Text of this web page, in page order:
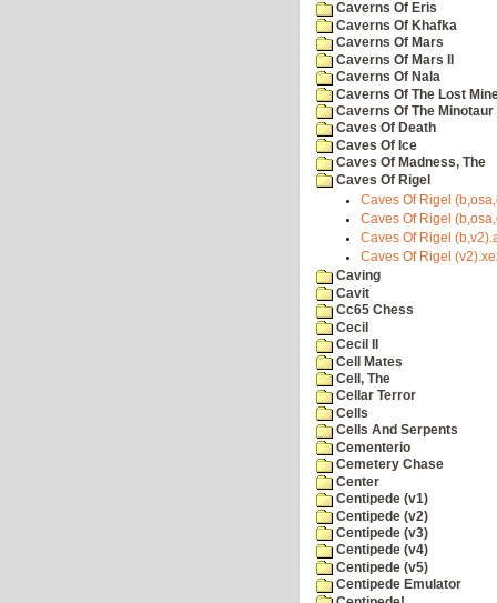
Caverns Of Eris
Caverns Of Khafka
Caverns Of Mars
Caverns Of Mars II
Caverns Of Nala
Caverns Of The Lost
Caverns Of The Minotaur
Caves Of Death
Caves Of Ice
Caves Of Madness, The
Caves Of Rigel
Caves Of Rigel
Caves Of Rigel
Caves Of Rigel
Caves Of Rigel
Caving
Cavit
Cc65 Chess
Cecil
Cecil II
Cell Mates
Cell, The
Cellar Terror
Cells
Cells And Serpents
Cementerio
Cemetery Chase
Center
Centipede (v1)
Centipede (v2)
Centipede (v3)
Centipede (v4)
Centipede (v5)
Centipede Emulator